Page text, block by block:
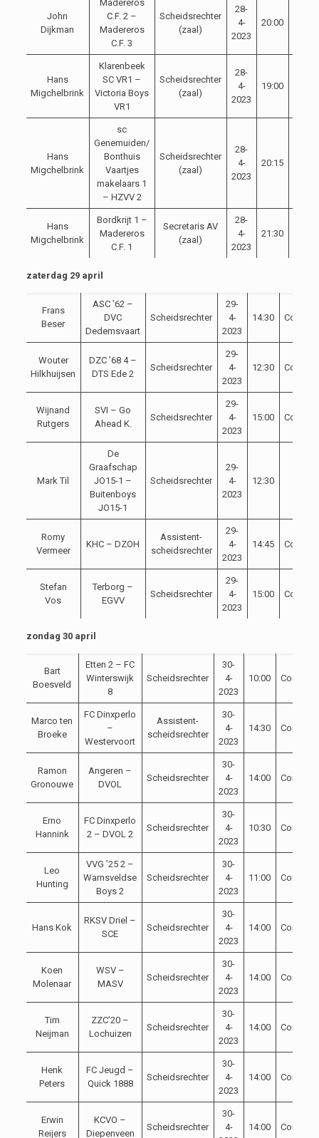
John
Dijkman
Madereros
C.F. 2 –
Madereros
C.F. 3
Scheidsrechter
(zaal)
28-
4-
2023
20:00
Hans
Migchelbrink
Klarenbeek
SC VR1 –
Victoria Boys
VR1
Scheidsrechter
(zaal)
28-
4-
2023
19:00
Hans
Migchelbrink
sc
Genemuiden/
Bonthuis
Vaartjes
makelaars 1
– HZVV 2
Scheidsrechter
(zaal)
28-
4-
2023
20:15
Hans
Migchelbrink
Bordkrijt 1 –
Madereros
C.F. 1
Secretaris AV
(zaal)
28-
4-
2023
21:30
zaterdag 29 april
Frans
Beser
ASC ’62 –
DVC
Dedemsvaart
Scheidsrechter
29-
4-
2023
14:30
Wouter
Hilkhuijsen
DZC ’68 4 –
DTS Ede 2
Scheidsrechter
29-
4-
2023
12:30
Wijnand
Rutgers
SVI – Go
Ahead K.
Scheidsrechter
29-
4-
2023
15:00
Mark Til
De
Graafschap
JO15-1 –
Buitenboys
JO15-1
Scheidsrechter
29-
4-
2023
12:30
Romy
Vermeer
KHC – DZOH
Assistent-
scheidsrechter
29-
4-
2023
14:45
Stefan
Vos
Terborg –
EGVV
Scheidsrechter
29-
4-
2023
15:00
zondag 30 april
Bart
Boesveld
Etten 2 – FC
Winterswijk
8
Scheidsrechter
30-
4-
2023
10:00
Marco ten
Broeke
FC Dinxperlo
–
Westervoort
Assistent-
scheidsrechter
30-
4-
2023
14:30
Ramon
Gronouwe
Angeren –
DVOL
Scheidsrechter
30-
4-
2023
14:00
Erno
Hannink
FC Dinxperlo
2 – DVOL 2
Scheidsrechter
30-
4-
2023
10:30
Leo
Hunting
VVG ’25 2 –
Warnsveldse
Boys 2
Scheidsrechter
30-
4-
2023
11:00
Hans Kok
RKSV Driel –
SCE
Scheidsrechter
30-
4-
2023
14:00
Koen
Molenaar
WSV –
MASV
Scheidsrechter
30-
4-
2023
14:00
Tim
Neijman
ZZC’20 –
Lochuizen
Scheidsrechter
30-
4-
2023
14:00
Henk
Peters
FC Jeugd –
Quick 1888
Scheidsrechter
30-
4-
2023
14:00
Erwin
Reijers
KCVO –
Diepenveen
Scheidsrechter
30-
4-
14:00